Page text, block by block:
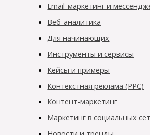
Email-маркетинг и
Веб-аналитика
Для начинающих
Инструменты и сервисы
Кейсы и примеры
Контекстная реклама (PPC)
Контент-маркетинг
Маркетинг в социальных